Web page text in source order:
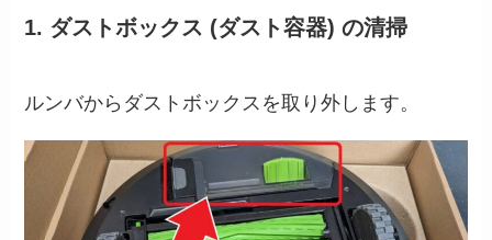
1. ダストボックス (ダスト容器) の清掃
ルンバからダストボックスを取り外します。